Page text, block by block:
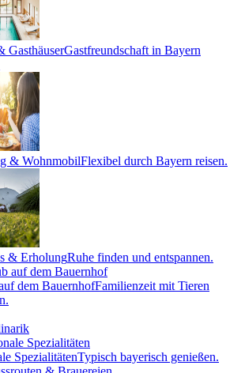
GasthäuserGastfreundschaft in Bayern
& WohnmobilFlexibel durch Bayern reisen.
& ErholungRuhe finden und entspannen.
dem BauernhofFamilienzeit mit Tieren
SpezialitätenTypisch bayerisch genießen.